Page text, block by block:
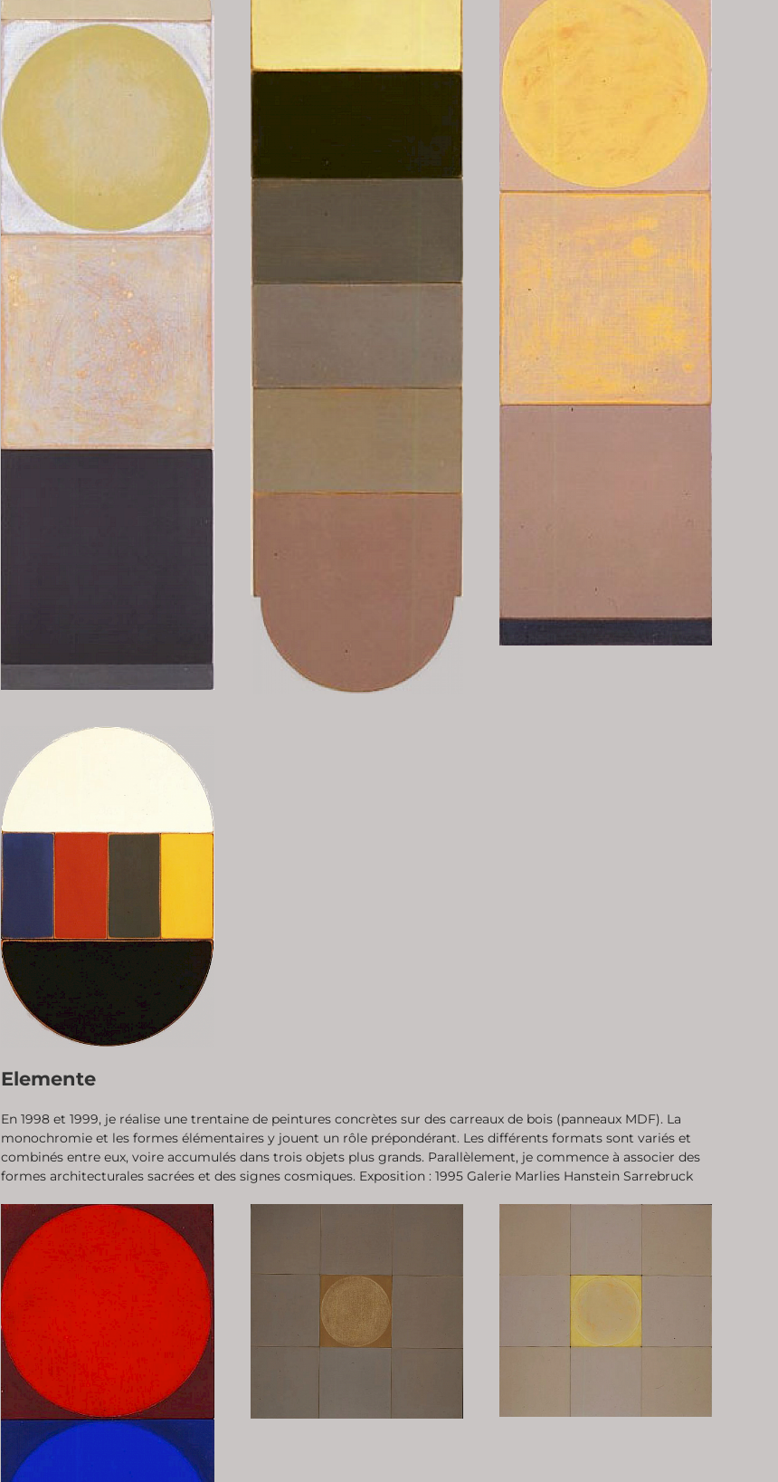
Elemente
En 1998 et 1999, je réalise une trentaine de peintures concrètes sur des carreaux de bois (panneaux MDF). La
monochromie et les formes élémentaires y jouent un rôle prépondérant. Les différents formats sont variés et
combinés entre eux, voire accumulés dans trois objets plus grands. Parallèlement, je commence à associer des
formes architecturales sacrées et des signes cosmiques. Exposition : 1995 Galerie Marlies Hanstein Sarrebruck